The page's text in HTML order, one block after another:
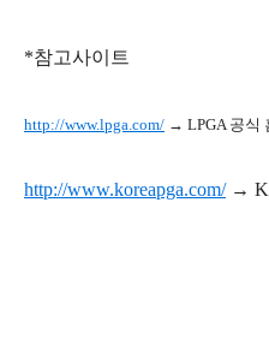
*참고사이트
http://www.lpga.com/ → LPGA 공식
http://www.koreapga.com/→